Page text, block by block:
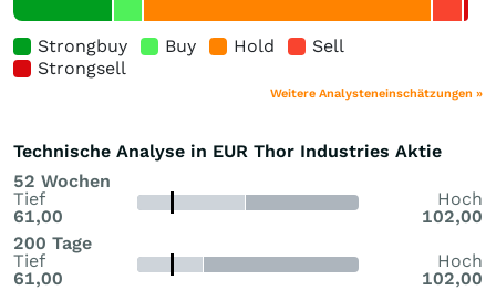
Strongbuy Buy Hold
Sell
Strongsell
Weitere Analysteneinschätzungen »
Technische Analyse in EUR Thor Industries Aktie
52 Wochen
Tief
61,00
Hoch
102,00
200 Tage
Tief
61,00
Hoch
102,00